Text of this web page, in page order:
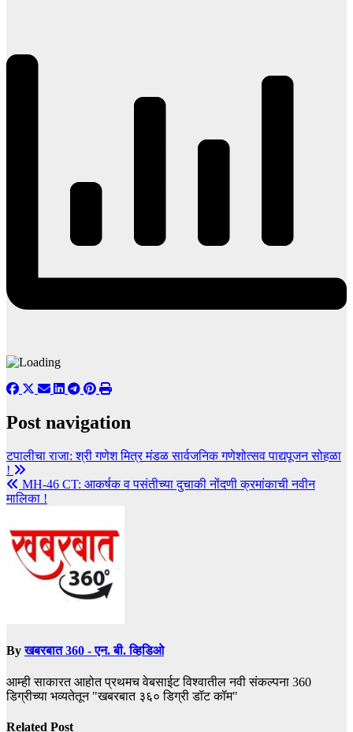
Post navigation
टपालीचा राजा: श्री गणेश मित्र मंडळ सार्वजनिक गणेशोत्सव पाद्यपूजन सोहळा
!
MH-46 CT: आकर्षक व पसंतीच्या दुचाकी नोंदणी क्रमांकाची नवीन
मालिका !
Byखबरबात 360 - एन. बी. व्हिडिओ
आम्ही साकारत आहोत प्रथमच वेबसाईट विश्वातील नवी संकल्पना 360
डिग्रीच्या भव्यतेतून "खबरबात ३६० डिग्री डॉट कॉम"
Related Post